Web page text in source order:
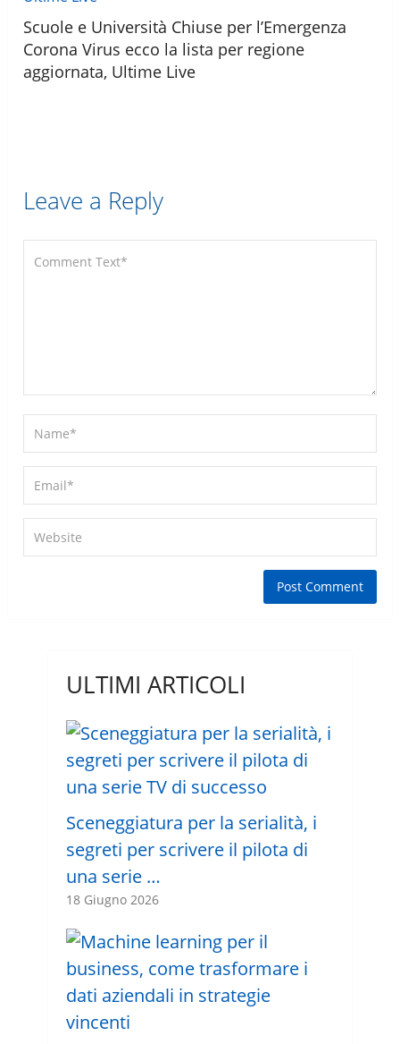
Scuole e Università Chiuse per l’Emergenza
Corona Virus ecco la lista per regione
aggiornata, Ultime Live
Leave a Reply
ULTIMI ARTICOLI
Sceneggiatura per la serialità, i
segreti per scrivere il pilota di
una serie …
18 Giugno 2026